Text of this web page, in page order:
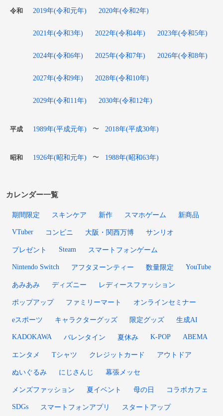
令和 2019年(令和元年) 2020年(令和2年)
2021年(令和3年) 2022年(令和4年) 2023年(令和5年)
2024年(令和6年) 2025年(令和7年) 2026年(令和8年)
2027年(令和9年) 2028年(令和10年)
2029年(令和11年) 2030年(令和12年)
平成 1989年(平成元年) 〜 2018年(平成30年)
昭和 1926年(昭和元年) 〜 1988年(昭和63年)
カレンダー一覧
期間限定 スキンケア 新作 スマホゲーム 新商品
VTuber コンビニ 大阪・関西万博 サンリオ
プレゼント Steam スマートフォンゲーム
Nintendo Switch アフタヌーンティー 数量限定 YouTube
あみあみ ディズニー レディースファッション
ポップアップ ファミリーマート オンラインセミナー
eスポーツ キャラクターグッズ 限定グッズ 生成AI
KADOKAWA バレンタイン 夏休み K-POP ABEMA
エンタメ Tシャツ クレジットカード アウトドア
ぬいぐるみ にじさんじ 幕張メッセ
メンズファッション 夏イベント 母の日 コラボカフェ
SDGs スマートフォンアプリ スタートアップ